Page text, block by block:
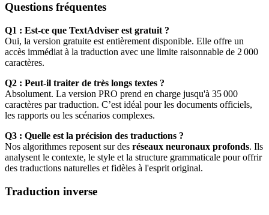
Questions fréquentes
Q1 : Est-ce que TextAdviser est gratuit ?
Oui, la version gratuite est entièrement disponible. Elle offre un
accès immédiat à la traduction avec une limite raisonnable de 2 000
caractères.
Q2 : Peut-il traiter de très longs textes ?
Absolument. La version PRO prend en charge jusqu'à 35 000
caractères par traduction. C’est idéal pour les documents officiels,
les rapports ou les scénarios complexes.
Q3 : Quelle est la précision des traductions ?
Nos algorithmes reposent sur des réseaux neuronaux profonds. Ils
analysent le contexte, le style et la structure grammaticale pour offrir
des traductions naturelles et fidèles à l'esprit original.
Traduction inverse